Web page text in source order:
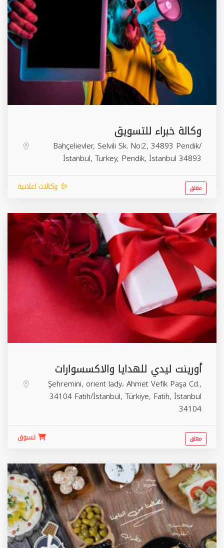
وكالة خبراء للتسويق
Bahçelievler, Selvili Sk. No:2, 34893 Pendik/
İstanbul, Turkey, Pendik, İstanbul 34893
وكالات اعلانية مغلق
أورينت ليدي للهدايا والاكسسوارات
Şehremini, orient lady، Ahmet Vefik Paşa Cd.,
34104 Fatih/İstanbul, Türkiye, Fatih, İstanbul
34104
تسوق مغلق